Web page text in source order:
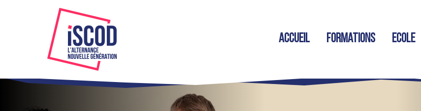
Accueil Formations Ecole